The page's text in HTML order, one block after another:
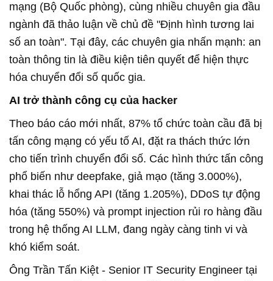
mạng (Bộ Quốc phòng), cùng nhiều chuyên gia đầu
ngành đã thảo luận về chủ đề "Định hình tương lai
số an toàn". Tại đây, các chuyên gia nhấn mạnh: an
toàn thông tin là điều kiện tiên quyết để hiện thực
hóa chuyển đổi số quốc gia.
AI trở thành công cụ của hacker
Theo báo cáo mới nhất, 87% tổ chức toàn cầu đã bị
tấn công mạng có yếu tố AI, đặt ra thách thức lớn
cho tiến trình chuyển đổi số. Các hình thức tấn công
phổ biến như deepfake, giả mạo (tăng 3.000%),
khai thác lỗ hổng API (tăng 1.205%), DDoS tự động
hóa (tăng 550%) và prompt injection rủi ro hàng đầu
trong hệ thống AI LLM, đang ngày càng tinh vi và
khó kiểm soát.
Ông Trần Tấn Kiệt - Senior IT Security Engineer tại